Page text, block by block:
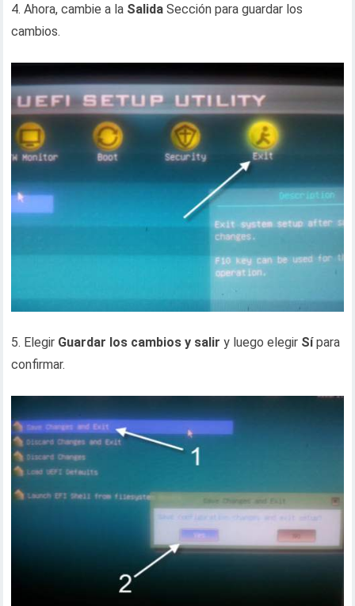
4. Ahora, cambie a la Salida Sección para guardar los
cambios.
5. Elegir Guardar los cambios y salir y luego elegir Sípara
confirmar.